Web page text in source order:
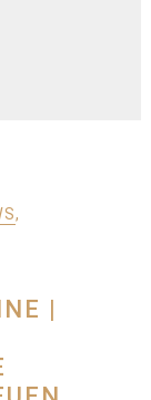
,
|